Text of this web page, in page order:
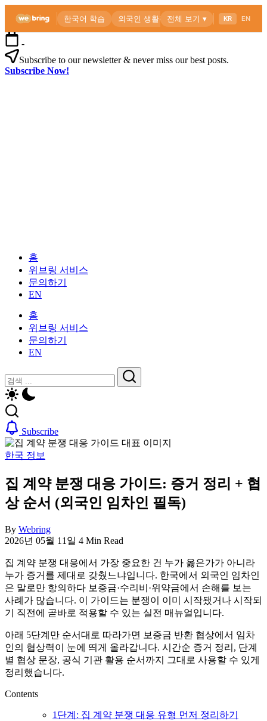
본
문
으
로
-
Subscribe to our newsletter & never miss our best posts.
Subscribe Now!
험,
의
료
및
일
상
생
활,
WeBring
제
공
가
이
드
—
비
자,
보
험,
료
및
일
생
활,
WeBring
제
공
홈
위브링 서비스
문의하기
EN
홈
위브링 서비스
문의하기
EN
닫
기
검
색
검
Subscribe
한국 정보
집 계약 분쟁 대응 가이드: 증거 정리 + 협
상 순서 (외국인 임차인 필독)
By Webring
2026년 05월 11일 4 Min Read
집 계약 분쟁 대응에서 가장 중요한 건 누가 옳은가가 아니라
누가 증거를 제대로 갖췄느냐입니다. 한국에서 외국인 임차인
은 말로만 항의하다 보증금·수리비·위약금에서 손해를 보는
사례가 많습니다. 이 가이드는 분쟁이 이미 시작됐거나 시작되
기 직전에 곧바로 적용할 수 있는 실전 매뉴얼입니다.
아래 5단계만 순서대로 따라가면 보증금 반환 협상에서 임차
인의 협상력이 눈에 띄게 올라갑니다. 시간순 증거 정리, 단계
별 협상 문장, 공식 기관 활용 순서까지 그대로 사용할 수 있게
정리했습니다.
Contents
1단계: 집 계약 분쟁 대응 유형 먼저 정리하기